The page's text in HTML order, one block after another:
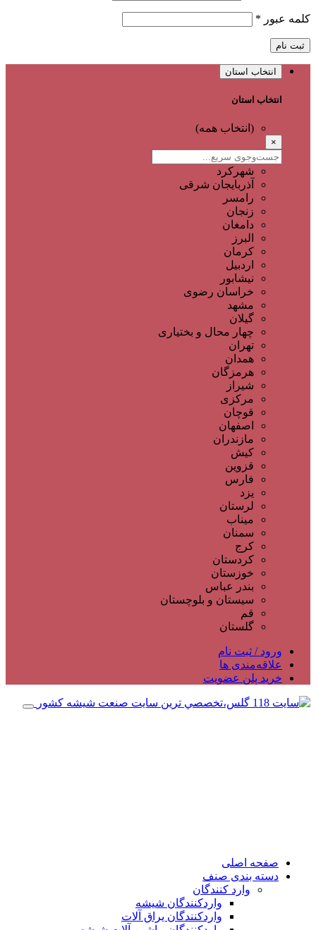
کلمه عبور *
ثبت نام
انتخاب استان
انتخاب استان
(انتخاب همه)
×
شهرکرد
آذربایجان شرقی
رامسر
زنجان
دامغان
البرز
کرمان
اردبیل
نیشابور
خراسان رضوی
مشهد
گیلان
چهار محال و بختیاری
تهران
همدان
هرمزگان
شیراز
مرکزی
قوچان
اصفهان
مازندران
کیش
قزوین
فارس
یزد
لرستان
میناب
سمنان
کرج
کردستان
خوزستان
بندر عباس
سیستان و بلوچستان
قم
گلستان
ورود / ثبت نام
علاقه‌مندی ها
خرید پلن عضویت
صفحه اصلی
دسته بندی صنف
وارد کنندگان
واردکنندگان شیشه
واردکنندگان یراق آلات